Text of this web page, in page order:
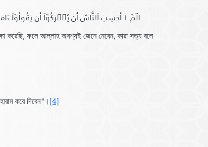
﴿ الٓمٓ ١ أَحَسِبَ ٱلنَّاسُ أَن يُتۡرَكُوٓاْ أَن يَقُولُوٓاْ ءَامَنَّا وَهُمۡ لَا يُفۡتَنُونَ ٢ وَلَقَدۡ فَتَنَّا ٱلَّذِينَ مِن قَبۡلِهِمۡۖ فَلَيَعۡلَمَنَّ ٱللَّهُ ٱلَّذِينَ صَدَقُواْ وَلَيَعۡلَمَنَّ ٱلۡكَٰذِبِينَ ٣ ﴾
করেছি, ফলে আল্লাহ অবশ্যই জেনে নেবেন, কারা সত্য বলে
করে দিবেন" ।[4]